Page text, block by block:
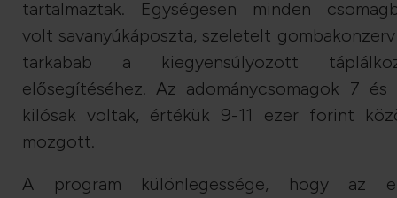
tartalmaztak. Egységesen minden
volt savanyúkáposzta, szeletelt
tarkabab a kiegyensúlyozott
elősegítéséhez. Az adománycsomagok 7
kilósak voltak, értékük 9-11 ezer forint
mozgott.
A program különlegessége, hogy az